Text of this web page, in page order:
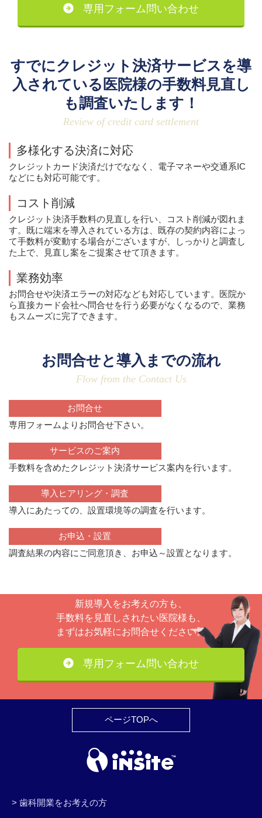
専用フォーム問い合わせ
すでにクレジット決済サービスを導
入されている医院様の手数料見直し
も調査いたします！
Review of credit card settlement
多様化する決済に対応
クレジットカード決済だけでななく、電子マネーや交通系IC
などにも対応可能です。
コスト削減
クレジット決済手数料の見直しを行い、コスト削減が図れま
す。既に端末を導入されている方は、既存の契約内容によっ
て手数料が変動する場合がございますが、しっかりと調査し
た上で、見直し案をご提案させて頂きます。
業務効率
お問合せや決済エラーの対応なども対応しています。医院か
ら直接カード会社へ問合せを行う必要がなくなるので、業務
もスムーズに完了できます。
お問合せと導入までの流れ
Flow from the Contact Us
お問合せ
専用フォームよりお問合せ下さい。
サービスのご案内
手数料を含めたクレジット決済サービス案内を行います。
導入ヒアリング・調査
導入にあたっての、設置環境等の調査を行います。
お申込・設置
調査結果の内容にご同意頂き、お申込～設置となります。
新規導入をお考えの方も、
手数料を見直しされたい医院様も、
まずはお気軽にお問合せください。
専用フォーム問い合わせ
ページTOPへ
歯科開業をお考えの方